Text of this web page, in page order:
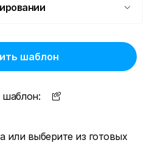
шаблон
шаблон:
или выберите из готовых